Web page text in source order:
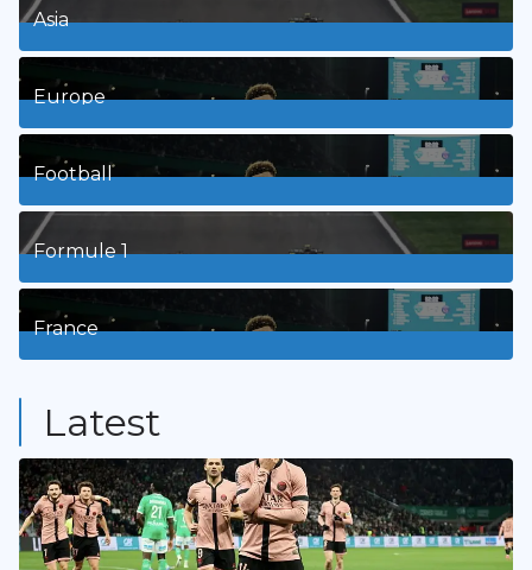
Asia
1Posts
Europe
3Posts
Football
8Posts
Formule 1
3Posts
France
Latest